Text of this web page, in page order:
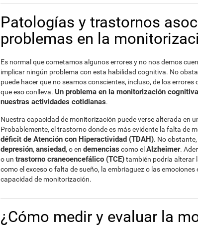
Patologías y trastornos
problemas en la
Es normal que cometamos algunos errores y no nos demos
implicar ningún problema con esta habilidad cognitiva. No
puede hacer que no seamos conscientes, incluso, de los
que eso conlleva. Un problema en la monitorización
nuestras actividades cotidianas.
Nuestra capacidad de monitorización puede verse alterada en
Probablemente, el trastorno donde es más evidente la falta de
déficit de Atención con Hiperactividad (TDAH). No
depresión, ansiedad, o en demencias como el Alzheimer.
o un trastorno craneoencefálico (TCE)también podría alterar
como el exceso o falta de sueño, la embriaguez o las
capacidad de monitorización.
¿Cómo medir y evaluar la